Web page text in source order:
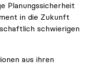
Planungssicherheit
in die Zukunft
schwierigen
aus ihren